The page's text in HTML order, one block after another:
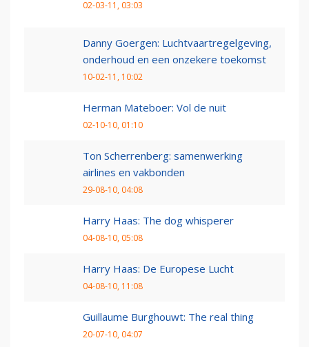
02-03-11, 03:03
Danny Goergen: Luchtvaartregelgeving,
onderhoud en een onzekere toekomst
10-02-11, 10:02
Herman Mateboer: Vol de nuit
02-10-10, 01:10
Ton Scherrenberg: samenwerking
airlines en vakbonden
29-08-10, 04:08
Harry Haas: The dog whisperer
04-08-10, 05:08
Harry Haas: De Europese Lucht
04-08-10, 11:08
Guillaume Burghouwt: The real thing
20-07-10, 04:07